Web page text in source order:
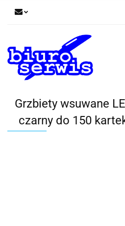
Grzbiety wsuwane
czarny do 150